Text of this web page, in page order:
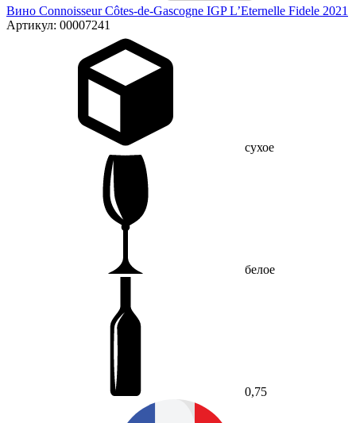
Вино Connoisseur Côtes-de-Gascogne IGP L’Eternelle Fidele 2021
Артикул: 00007241
сухое
белое
0,75